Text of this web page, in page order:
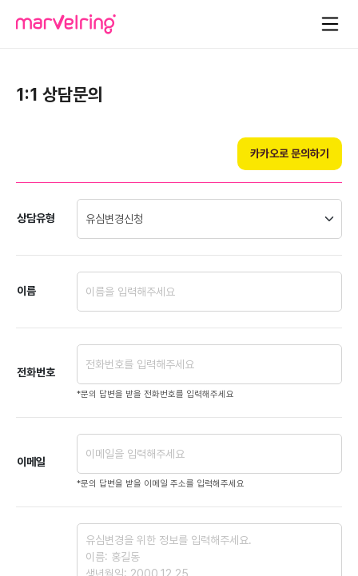
1:1 상담문의
카카오로 문의하기
상담유형
이름
전화번호
*문의 답변을 받을 전화번호를 입력해주세요
이메일
*문의 답변을 받을 이메일 주소를 입력해주세요